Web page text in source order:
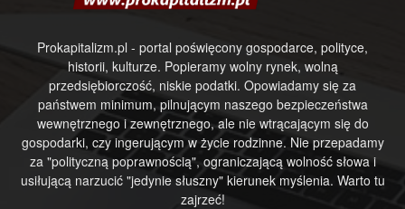
Prokapitalizm.pl - portal poświęcony gospodarce, polityce,
historii, kulturze. Popieramy wolny rynek, wolną
przedsiębiorczość, niskie podatki. Opowiadamy się za
państwem minimum, pilnującym naszego bezpieczeństwa
wewnętrznego i zewnętrznego, ale nie wtrącającym się do
gospodarki, czy ingerującym w życie rodzinne. Nie przepadamy
za "polityczną poprawnością", ograniczającą wolność słowa i
usiłującą narzucić "jedynie słuszny" kierunek myślenia. Warto tu
zajrzeć!